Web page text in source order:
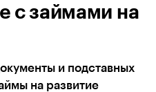
с займами на
и подставных
на развитие